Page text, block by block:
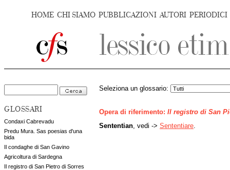
HOME CHI SIAMO PUBBLICAZIONI AUTORI PERIODICI
GLOSSARI
Condaxi Cabrevadu
Predu Mura. Sas poesias d'una
bida
Il condaghe di San Gavino
Agricoltura di Sardegna
Il registro di San Pietro di Sorres
Seleziona un glossario:
Opera di riferimento: Il registro di San
Sententian , vedi -> Sententiare